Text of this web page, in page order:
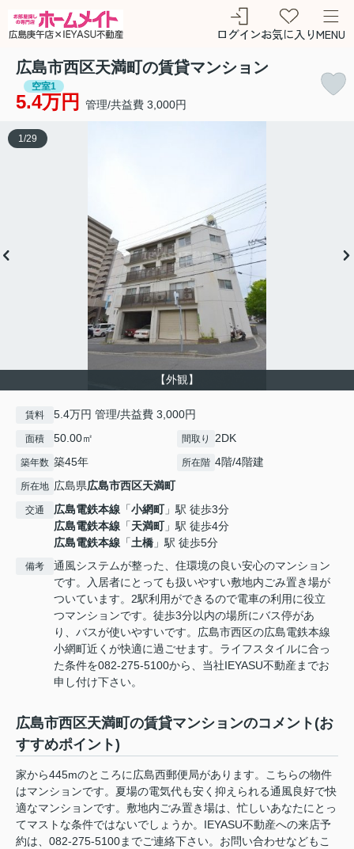
ログインお気に入りMENU
広島市西区天満町の賃貸マンション
空室1
5.4万円 管理/共益費 3,000円
【外観】
1 /29
賃料 5.4万円 管理/共益費 3,000円
面積 50.00㎡ 間取り 2DK
築年数 築45年 所在階 4階/4階建
所在地 広島県広島市西区天満町
交通 広島電鉄本線 「小網町」駅 徒歩3分
広島電鉄本線 「天満町」駅 徒歩4分
広島電鉄本線 「土橋 」駅 徒歩5分
備考
通風システムが整った、住環境の良い安心のマンション
です。入居者にとっても扱いやすい敷地内ごみ置き場が
ついています。2駅利用ができるので電車の利用に役立
つマンションです。徒歩3分以内の場所にバス停があ
り、バスが使いやすいです。広島市西区の広島電鉄本線
小網町近くが快適に過ごせます。ライフスタイルに合っ
た条件を082-275-5100から、当社IEYASU不動産までお
申し付け下さい。
広島市西区天満町の賃貸マンションのコメント(お
すすめポイント)
家から445mのところに広島西郵便局があります。こちらの物件
はマンションです。夏場の電気代も安く抑えられる通風良好で快
適なマンションです。敷地内ごみ置き場は、忙しいあなたにとっ
てマストな条件ではないでしょうか。IEYASU不動産への来店予
約は、082-275-5100までご連絡下さい。お問い合わせなどもこ